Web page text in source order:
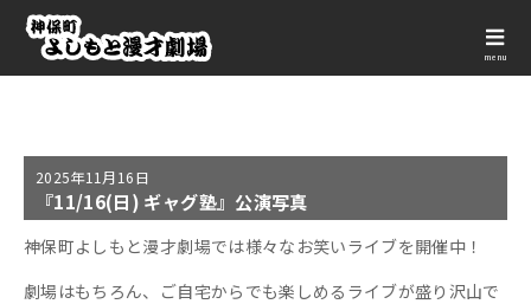
menu
2025年11月16日
『11/16(日) ギャグ塾』公演写真
神保町よしもと漫才劇場では様々なお笑いライブを開催中！
劇場はもちろん、ご自宅からでも楽しめるライブが盛り沢山で